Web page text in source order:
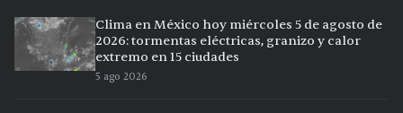
Clima en México hoy miércoles 5 de agosto de
2026: tormentas eléctricas, granizo y calor
extremo en 15 ciudades
5 ago 2026